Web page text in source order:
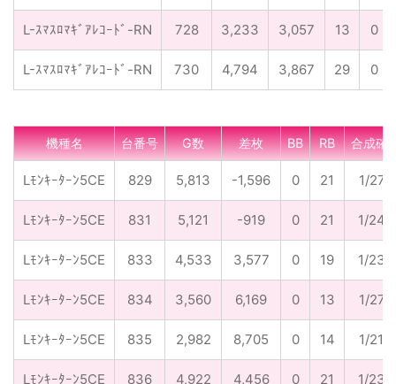
L-ｽﾏｽﾛﾏｷﾞｱﾚｺｰﾄﾞ-RN 728 3,233 3,057 13 0
L-ｽﾏｽﾛﾏｷﾞｱﾚｺｰﾄﾞ-RN 730 4,794 3,867 29 0
機種名 台番号 G数 差枚 BB RB 合成確
Lﾓﾝｷｰﾀｰﾝ5CE 829 5,813 -1,596 0 21 1/277
Lﾓﾝｷｰﾀｰﾝ5CE 831 5,121 -919 0 21 1/244
Lﾓﾝｷｰﾀｰﾝ5CE 833 4,533 3,577 0 19 1/239
Lﾓﾝｷｰﾀｰﾝ5CE 834 3,560 6,169 0 13 1/274
Lﾓﾝｷｰﾀｰﾝ5CE 835 2,982 8,705 0 14 1/213
Lﾓﾝｷｰﾀｰﾝ5CE 836 4,922 4,456 0 21 1/234